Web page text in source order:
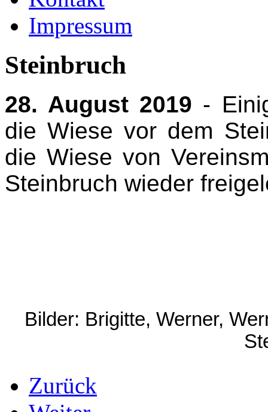
Impressum
Steinbruch
28. August 2019 -
die Wiese vor dem
die Wiese von
Steinbruch wieder
Bilder: Brigitte, Werner,
Zurück